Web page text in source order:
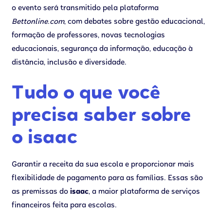
o evento será transmitido pela plataforma
Bettonline.com, com debates sobre gestão educacional,
formação de professores, novas tecnologias
educacionais, segurança da informação, educação à
distância, inclusão e diversidade.
Tudo o que você
precisa saber sobre
o isaac
Garantir a receita da sua escola e proporcionar mais
flexibilidade de pagamento para as famílias. Essas são
as premissas do isaac, a maior plataforma de serviços
financeiros feita para escolas.